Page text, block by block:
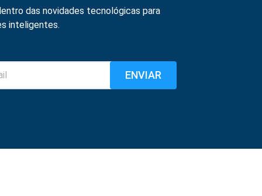
das novidades tecnológicas para
inteligentes.